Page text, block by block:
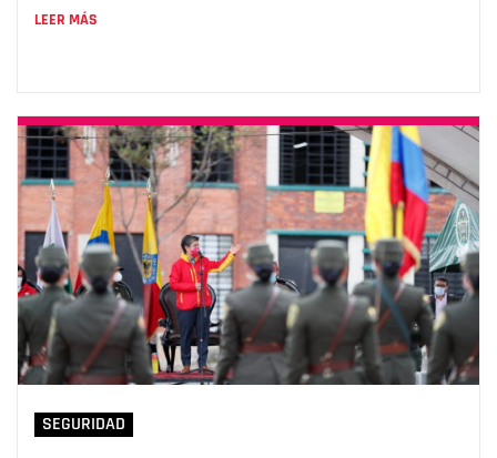
LEER MÁS
SEGURIDAD